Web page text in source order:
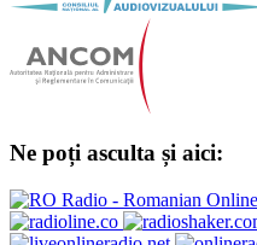
Ne poți asculta și aici: